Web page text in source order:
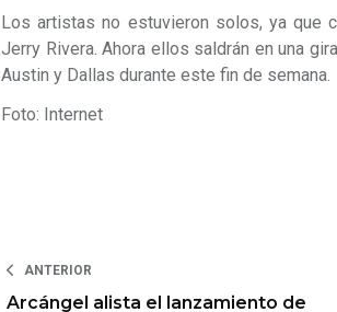
Los artistas no estuvieron solos, ya que
Jerry Rivera. Ahora ellos saldrán en una
Austin y Dallas durante este fin de semana.
Foto: Internet
ANTERIOR
Arcángel alista el lanzamiento de